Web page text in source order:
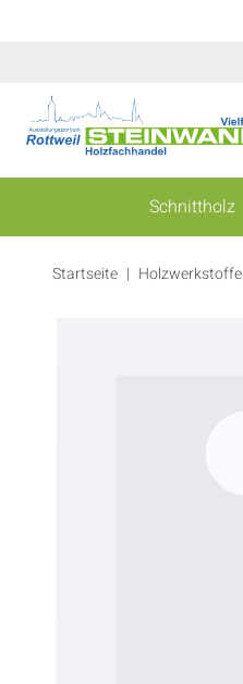
Schnittholz
Startseite Holzwerkstoffe